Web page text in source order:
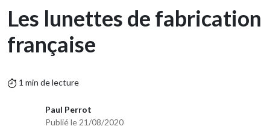
Les lunettes de fabrication
française
1 min de lecture
Paul Perrot
Publié le 21/08/2020